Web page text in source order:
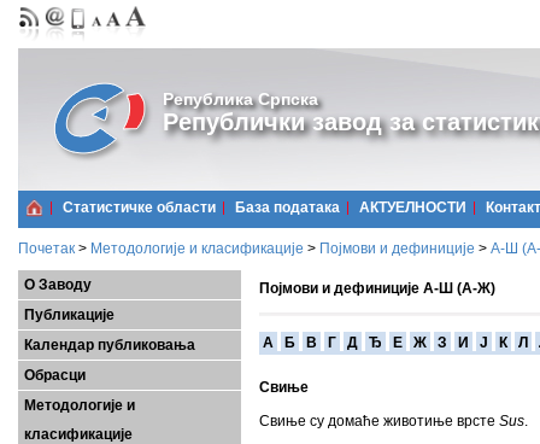
Република Српска
Републички завод за
Статистичке области Базa података АКТУЕЛНОСТИ Контакт
Почетак > Методологије и класификације > Појмови и дефиниције > А-Ш
О Заводу
Публикације
Календар публиковања
Обрасци
Методологије и
класификације
Појмови и дефиниције А-Ш (А-Ж)
A Б В Г Д Ђ Е Ж З И Ј К Л
Свињe
Свиње су домаће животиње врсте Sus.